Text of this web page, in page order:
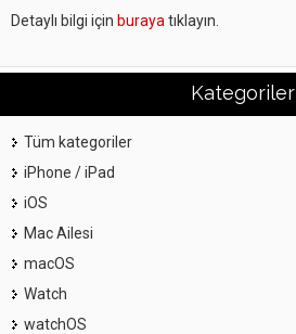
Detaylı bilgi için buraya tıklayın.
Kategoriler
Tüm kategoriler
iPhone / iPad
iOS
Mac Ailesi
macOS
Watch
watchOS